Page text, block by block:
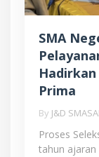
SMA
Hadirkan
Prima
By J&D
Proses
tahun ajaran